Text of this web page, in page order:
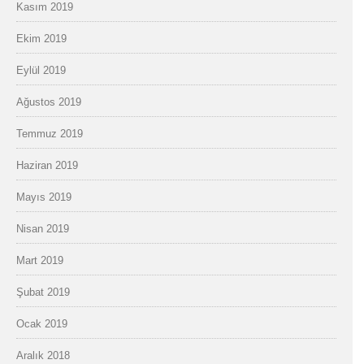
Kasım 2019
Ekim 2019
Eylül 2019
Ağustos 2019
Temmuz 2019
Haziran 2019
Mayıs 2019
Nisan 2019
Mart 2019
Şubat 2019
Ocak 2019
Aralık 2018